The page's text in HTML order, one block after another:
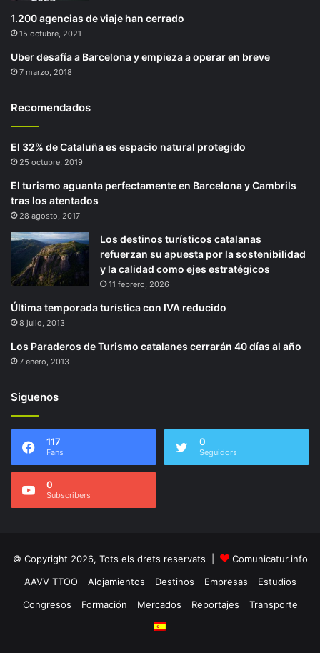
1.200 agencias de viaje han cerrado
15 octubre, 2021
Uber desafía a Barcelona y empieza a operar en breve
7 marzo, 2018
Recomendados
El 32% de Cataluña es espacio natural protegido
25 octubre, 2019
El turismo aguanta perfectamente en Barcelona y Cambrils
tras los atentados
28 agosto, 2017
Los destinos turísticos catalanas
refuerzan su apuesta por la sostenibilidad
y la calidad como ejes estratégicos
11 febrero, 2026
Última temporada turística con IVA reducido
8 julio, 2013
Los Paraderos de Turismo catalanes cerrarán 40 días al año
7 enero, 2013
Siguenos
117
Fans
0
Seguidors
0
Subscribers
© Copyright 2026, Tots els drets reservats |
Comunicatur.info
AAVV TTOO
Alojamientos Destinos Empresas
Estudios
Congresos
Formación Mercados Reportajes Transporte